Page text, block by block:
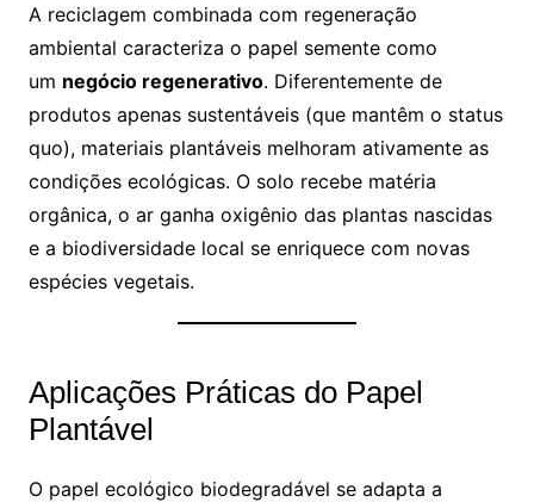
A reciclagem combinada com regeneração
ambiental caracteriza o papel semente como
um negócio regenerativo. Diferentemente de
produtos apenas sustentáveis (que mantêm o status
quo), materiais plantáveis melhoram ativamente as
condições ecológicas. O solo recebe matéria
orgânica, o ar ganha oxigênio das plantas nascidas
e a biodiversidade local se enriquece com novas
espécies vegetais.
Aplicações Práticas do Papel
Plantável
O papel ecológico biodegradável se adapta a